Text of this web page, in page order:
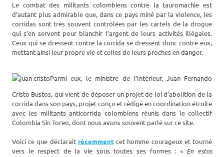
Le combat des militants colombiens contre la tauromachie est
d’autant plus admirable que, dans ce pays miné par la violence, les
corridas sont très souvent contrôlées par les cartels de la drogue
qui s’en servent pour blanchir l’argent de leurs activités illégales.
Ceux qui se dressent contre la corrida se dressent donc contre eux,
mettant ainsi leur propre vie et celles de leurs proches en danger.
Parmi eux, le ministre de l’Intérieur, Juan Fernando
Cristo Bustos, qui vient de déposer un projet de loi d’abolition de la
corrida dans son pays, projet conçu et rédigé en coordination étroite
avec les militants anticorrida colombiens réunis dans le collectif
Colombia Sin Toreo, dont nous avons souvent parlé sur ce site.
Voici ce que déclarait récemmentcet homme courageux et tourné
vers le respect de la vie sous toutes ses formes : « En estos